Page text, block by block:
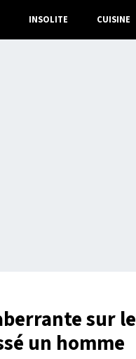
INSOLITE CUISINE
sur le
un homme